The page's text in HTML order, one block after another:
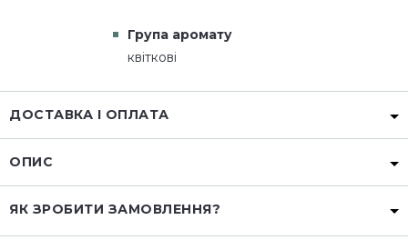
Група аромату
квіткові
ДОСТАВКА І ОПЛАТА
ОПИС
ЯК ЗРОБИТИ ЗАМОВЛЕННЯ?